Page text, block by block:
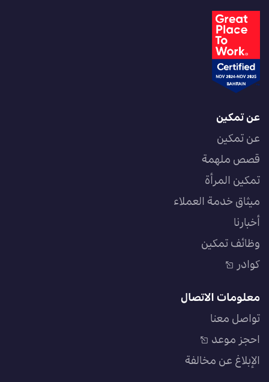
عن تمكين
عن تمكين
قصص ملهمة
تمكين المرأة
ميثاق خدمة العملاء
أخبارنا
وظائف تمكين
كوادر
معلومات الاتصال
تواصل معنا
احجز موعد
الإبلاغ عن مخالفة